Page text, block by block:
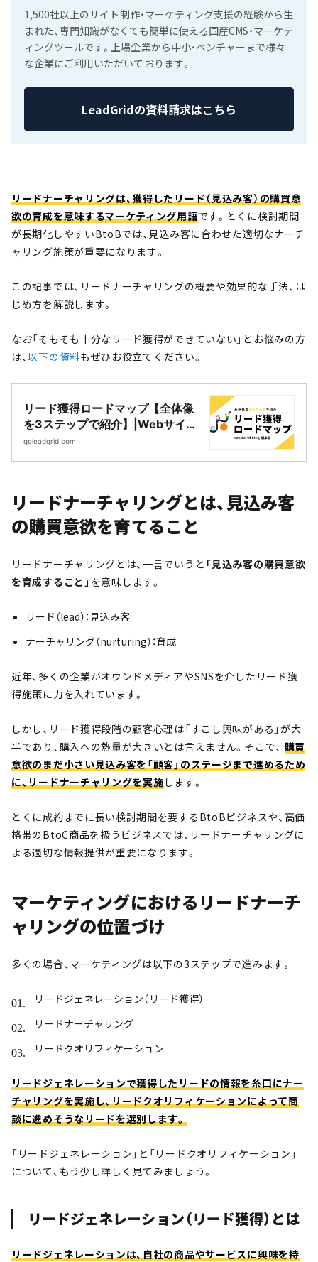
1,500社以上のサイト制作・マーケティング支援の経験から生
まれた、専門知識がなくても簡単に使える国産CMS・マーケテ
ィングツールです。上場企業から中小・ベンチャーまで様々
な企業にご利用いただいております。
LeadGridの資料請求はこちら
リードナーチャリングは、獲得したリード（見込み客）の購買意
欲の育成を意味するマーケティング用語です。とくに検討期間
が長期化しやすいBtoBでは、見込み客に合わせた適切なナーチ
ャリング施策が重要になります。
この記事では、リードナーチャリングの概要や効果的な手法、は
じめ方を解説します。
なお「そもそも十分なリード獲得ができていない」とお悩みの方
は、以下の資料もぜひお役立てください。
リード獲得ロードマップ【全体像
を3ステップで紹介】|Webサイト
制作・CMS開発｜LeadGrid
goleadgrid.com
リードナーチャリングとは、見込み客
の購買意欲を育てること
リードナーチャリングとは、一言でいうと 「見込み客の購買意欲
を育成すること」 を意味します。
リード（lead）：見込み客
ナーチャリング（nurturing）：育成
近年、多くの企業がオウンドメディアやSNSを介したリード獲
得施策に力を入れています。
しかし、リード獲得段階の顧客心理は「すこし興味がある」が大
半であり、購入への熱量が大きいとは言えません。そこで、 購買
意欲のまだ小さい見込み客を「顧客」のステージまで進めるため
に、リードナーチャリングを実施します。
とくに成約までに長い検討期間を要するBtoBビジネスや、高価
格帯のBtoC商品を扱うビジネスでは、リードナーチャリングに
よる適切な情報提供が重要になります。
マーケティングにおけるリードナーチ
ャリングの位置づけ
多くの場合、マーケティングは以下の3ステップで進みます。
リードジェネレーション（リード獲得）
リードナーチャリング
リードクオリフィケーション
リードジェネレーションで獲得したリードの情報を糸口にナー
チャリングを実施し、リードクオリフィケーションによって商
談に進めそうなリードを選別します。
「リードジェネレーション」と「リードクオリフィケーション」
について、もう少し詳しく見てみましょう。
リードジェネレーション（リード獲得）とは
リードジェネレーションは、自社の商品やサービスに興味を持